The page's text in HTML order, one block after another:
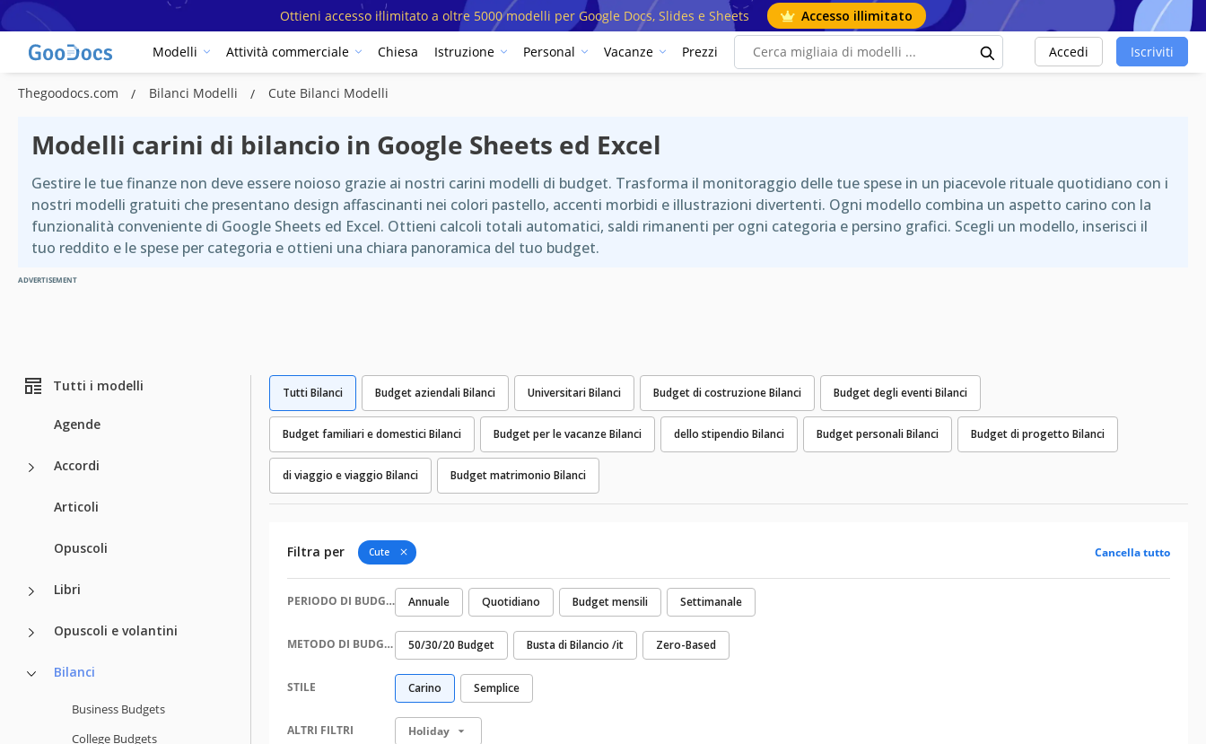
Ottieni accesso illimitato a oltre 5000 modelli per Google Docs, Slides e Sheets Accesso illimitato
Modelli Attività commerciale Chiesa Istruzione Personal Vacanze Prezzi Accedi Iscriviti
Thegoodocs.com Bilanci Modelli Cute Bilanci Modelli
Modelli carini di bilancio in Google Sheets ed Excel
Gestire le tue finanze non deve essere noioso grazie ai nostri carini modelli di budget. Trasforma il monitoraggio delle tue spese in un piacevole rituale quotidiano con i
nostri modelli gratuiti che presentano design affascinanti nei colori pastello, accenti morbidi e illustrazioni divertenti. Ogni modello combina un aspetto carino con la
funzionalità conveniente di Google Sheets ed Excel. Ottieni calcoli totali automatici, saldi rimanenti per ogni categoria e persino grafici. Scegli un modello, inserisci il
tuo reddito e le spese per categoria e ottieni una chiara panoramica del tuo budget.
ADVERTISEMENT
Tutti i modelli
Agende
Accordi
Articoli
Opuscoli
Libri
Opuscoli e volantini
Bilanci
Business Budgets
College Budgets
Tutti Bilanci Budget aziendali Bilanci Universitari Bilanci Budget di costruzione Bilanci Budget degli eventi Bilanci
Budget familiari e domestici Bilanci Budget per le vacanze Bilanci dello stipendio Bilanci Budget personali Bilanci Budget di progetto Bilanci
di viaggio e viaggio Bilanci Budget matrimonio Bilanci
Filtra per Cute Cancella tutto
PERIODO DI BUDGET Annuale Quotidiano Budget mensili Settimanale
METODO DI BUDGET 50/30/20 Budget Busta di Bilancio /it Zero-Based
STILE Carino Semplice
Holiday
ALTRI FILTRI